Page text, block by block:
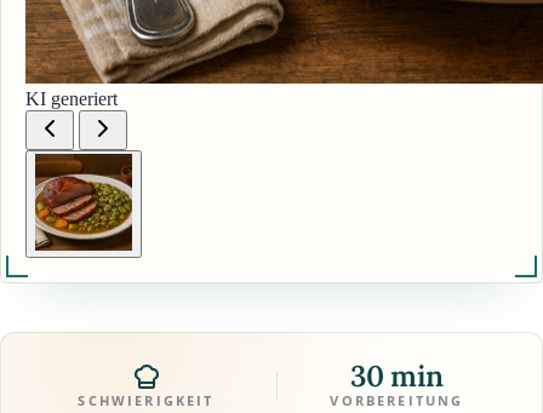
KI generiert
SCHWIERIGKEIT
30 min
VORBEREITUNG